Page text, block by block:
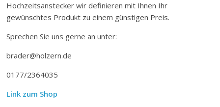
Hochzeitsanstecker wir definieren mit Ihnen Ihr
gewünschtes Produkt zu einem günstigen Preis.
Sprechen Sie uns gerne an unter:
brader@holzern.de
0177/2364035
Link zum Shop